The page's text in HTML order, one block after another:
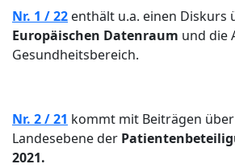
Nr. 1 / 22 enthält u.a. einen Diskurs
Europäischen Datenraum und die
Gesundheitsbereich.
Nr. 2 / 21 kommt mit Beiträgen
Landesebene der
2021.